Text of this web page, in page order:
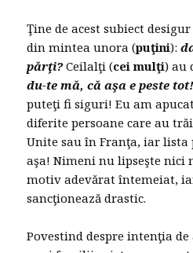
Ţine de acest subiect
din mintea unora (puţini):
părţi?Ceilalţi (cei mulţi) au
du-te mă, că aşa e peste tot!
puteţi fi siguri! Eu am
diferite persoane care au
Unite sau în Franţa, iar lista
aşa! Nimeni nu lipseşte nici
motiv adevărat întemeiat,
sancţionează drastic.
Povestind despre intenţia